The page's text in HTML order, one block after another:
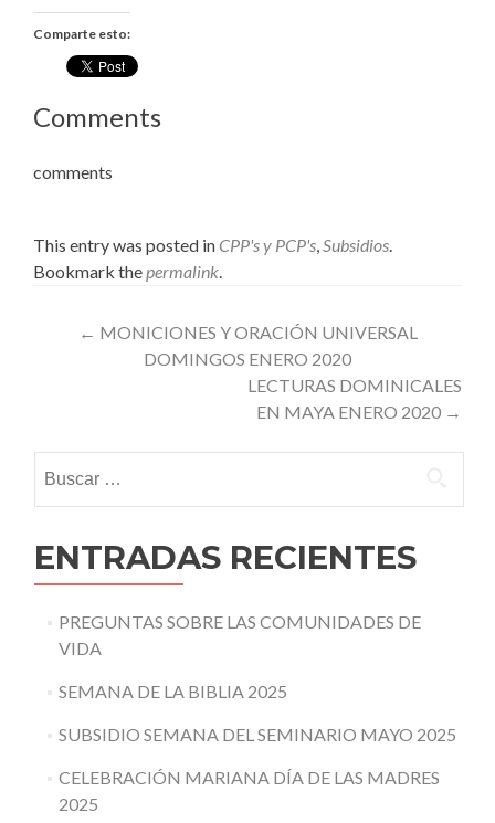
Comparte esto:
Comments
comments
This entry was posted in CPP's y PCP's,Subsidios.
Bookmark thepermalink.
Post
navigation
← MONICIONES Y ORACIÓN UNIVERSAL
DOMINGOS ENERO 2020
LECTURAS DOMINICALES
EN MAYA ENERO 2020 →
ENTRADAS RECIENTES
PREGUNTAS SOBRE LAS COMUNIDADES DE
VIDA
SEMANA DE LA BIBLIA 2025
SUBSIDIO SEMANA DEL SEMINARIO MAYO 2025
CELEBRACIÓN MARIANA DÍA DE LAS MADRES
2025